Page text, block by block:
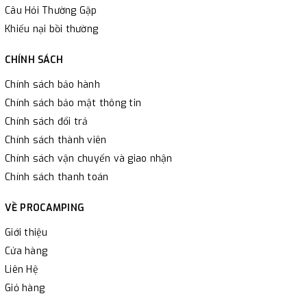
Câu Hỏi Thường Gặp
Khiếu nại bồi thường
CHÍNH SÁCH
Chính sách bảo hành
Chính sách bảo mật thông tin
Chính sách đổi trả
Chính sách thành viên
Chính sách vận chuyển và giao nhận
Chính sách thanh toán
VỀ PROCAMPING
Giới thiệu
Cửa hàng
Liên Hệ
Giỏ hàng